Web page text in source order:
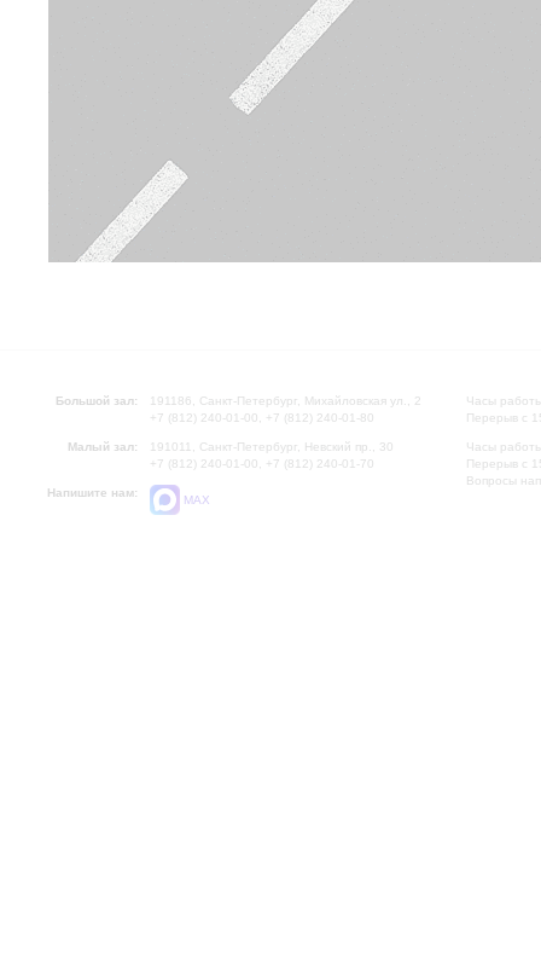
Большой зал:
191186, Санкт-Петербург, Михайловская ул., 2
+7 (812) 240-01-00, +7 (812) 240-01-80
Малый зал:
191011, Санкт-Петербург, Невский пр., 30
+7 (812) 240-01-00, +7 (812) 240-01-70
Напишите нам:
MAX
Часы
Перерыв с
Часы
Перерыв с
Вопросы